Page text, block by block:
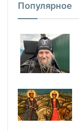
Популярное